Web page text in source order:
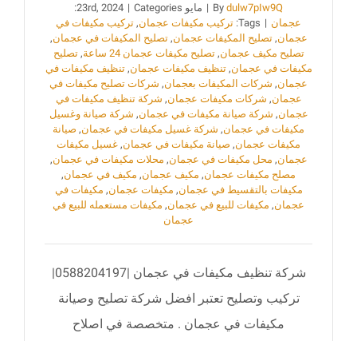
By dulw7pIw9Q
| مايو 23rd, 2024 | Categories:
عجمان |
Tags: تركيب مكيفات عجمان, تركيب مكيفات في
عجمان,تصليح المكيفات عجمان,تصليح المكيفات في عجمان,
تصليح مكيف عجمان,تصليح مكيفات عجمان 24 ساعة ,تصليح
مكيفات في عجمان,تنظيف مكيفات عجمان,تنظيف مكيفات في
عجمان, شركات المكيفات بعجمان, شركات تصليح مكيفات في
عجمان, شركات مكيفات عجمان, شركة تنظيف مكيفات في
عجمان, شركة صيانة مكيفات في عجمان, شركة صيانة وغسيل
مكيفات في عجمان, شركة غسيل مكيفات في عجمان, صيانة
مكيفات عجمان, صيانة مكيفات في عجمان, غسيل مكيفات
عجمان, محل مكيفات في عجمان, محلات مكيفات في عجمان,
مصلح مكيفات عجمان, مكيف عجمان, مكيف في عجمان,
مكيفات بالتقسيط في عجمان, مكيفات عجمان, مكيفات في
عجمان, مكيفات للبيع في عجمان, مكيفات مستعمله للبيع في
عجمان
شركة تنظيف مكيفات في عجمان |0588204197|
تركيب وتصليح تعتبر افضل شركة تصليح وصيانة
مكيفات في عجمان . متخصصة في اصلاح